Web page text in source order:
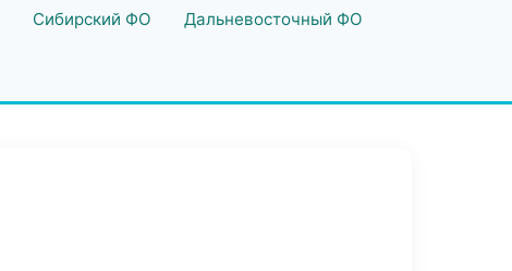
Сибирский ФО Дальневосточный ФО